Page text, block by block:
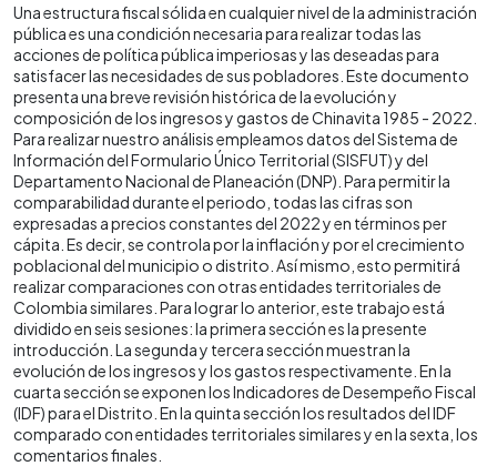
Una estructura fiscal sólida en cualquier nivel de la administración
pública es una condición necesaria para realizar todas las
acciones de política pública imperiosas y las deseadas para
satisfacer las necesidades de sus pobladores. Este documento
presenta una breve revisión histórica de la evolución y
composición de los ingresos y gastos de Chinavita 1985 - 2022.
Para realizar nuestro análisis empleamos datos del Sistema de
Información del Formulario Único Territorial (SISFUT) y del
Departamento Nacional de Planeación (DNP). Para permitir la
comparabilidad durante el periodo, todas las cifras son
expresadas a precios constantes del 2022 y en términos per
cápita. Es decir, se controla por la inflación y por el crecimiento
poblacional del municipio o distrito. Así mismo, esto permitirá
realizar comparaciones con otras entidades territoriales de
Colombia similares. Para lograr lo anterior, este trabajo está
dividido en seis sesiones: la primera sección es la presente
introducción. La segunda y tercera sección muestran la
evolución de los ingresos y los gastos respectivamente. En la
cuarta sección se exponen los Indicadores de Desempeño Fiscal
(IDF) para el Distrito. En la quinta sección los resultados del IDF
comparado con entidades territoriales similares y en la sexta, los
comentarios finales.